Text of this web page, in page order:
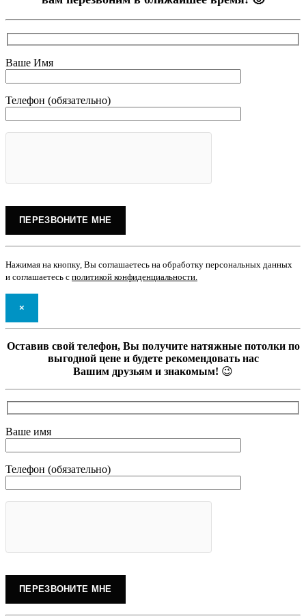
Ваше Имя
Телефон (обязательно)
Нажимая на кнопку, Вы соглашаетесь на обработку персональных данных
и соглашаетесь с политикой конфиденциальности.
×
Оставив свой телефон, Вы получите натяжные потолки по
выгодной цене и будете рекомендовать нас
Вашим друзьям и знакомым! 😉
Ваше имя
Телефон (обязательно)